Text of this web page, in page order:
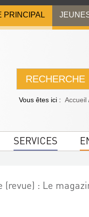
PRINCIPAL
RECHERCHE
Vous êtes ici : Accueil
SERVICES
(revue) : Le